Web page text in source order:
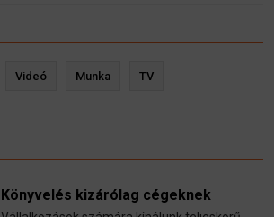
Videó Munka TV
Könyvelés kizárólag cégeknek